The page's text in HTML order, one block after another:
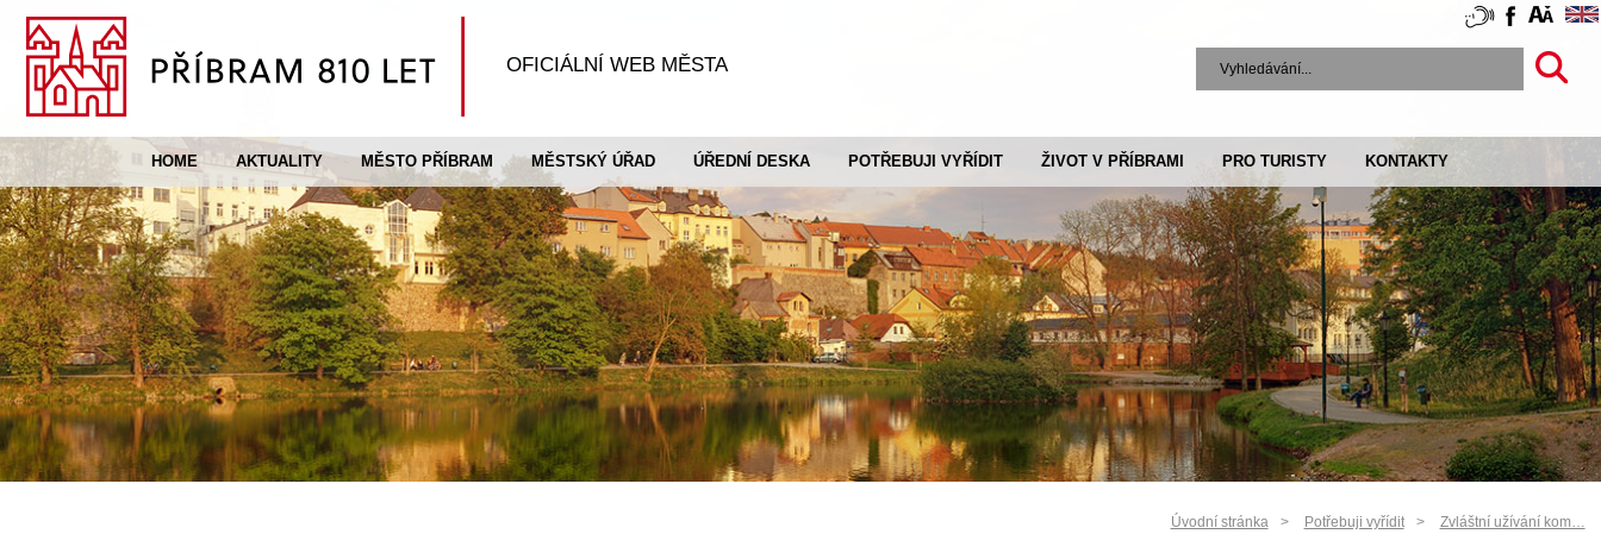
OFICIÁLNÍ WEB MĚSTA
HOME AKTUALITY MĚSTO PŘÍBRAM MĚSTSKÝ ÚŘAD ÚŘEDNÍ DESKA POTŘEBUJI VYŘÍDIT ŽIVOT V PŘÍBRAMI PRO TURISTY KONTAKTY
Úvodní stránka Potřebuji vyřídit Zvláštní užívání kom…